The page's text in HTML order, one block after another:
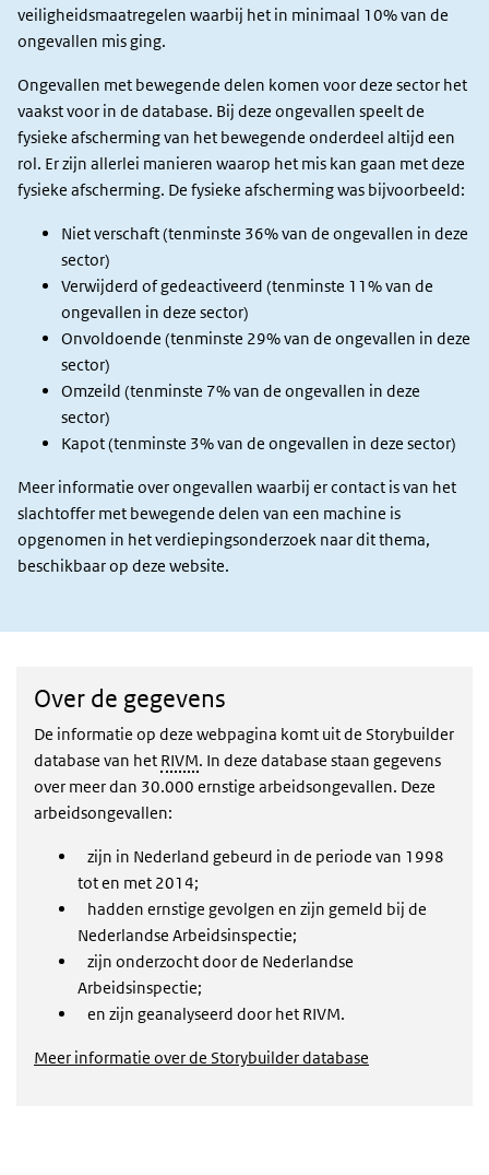
veiligheidsmaatregelen waarbij het in minimaal 10% van de
ongevallen mis ging.
Ongevallen met bewegende delen komen voor deze sector het
vaakst voor in de database. Bij deze ongevallen speelt de
fysieke afscherming van het bewegende onderdeel altijd een
rol. Er zijn allerlei manieren waarop het mis kan gaan met deze
fysieke afscherming. De fysieke afscherming was bijvoorbeeld:
Niet verschaft (tenminste 36% van de ongevallen in deze
sector)
Verwijderd of gedeactiveerd (tenminste 11% van de
ongevallen in deze sector)
Onvoldoende (tenminste 29% van de ongevallen in deze
sector)
Omzeild (tenminste 7% van de ongevallen in deze
sector)
Kapot (tenminste 3% van de ongevallen in deze sector)
Meer informatie over ongevallen waarbij er contact is van het
slachtoffer met bewegende delen van een machine is
opgenomen in het verdiepingsonderzoek naar dit thema,
beschikbaar op deze website.
Over de gegevens
De informatie op deze webpagina komt uit de Storybuilder
database van het RIVM. In deze database staan gegevens
over meer dan 30.000 ernstige arbeidsongevallen. Deze
arbeidsongevallen:
zijn in Nederland gebeurd in de periode van 1998
tot en met 2014;
hadden ernstige gevolgen en zijn gemeld bij de
Nederlandse Arbeidsinspectie;
zijn onderzocht door de Nederlandse
Arbeidsinspectie;
en zijn geanalyseerd door het RIVM.
Meer informatie over de Storybuilder database